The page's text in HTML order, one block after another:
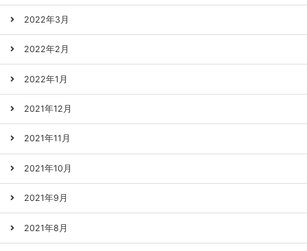
2022年3月
2022年2月
2022年1月
2021年12月
2021年11月
2021年10月
2021年9月
2021年8月